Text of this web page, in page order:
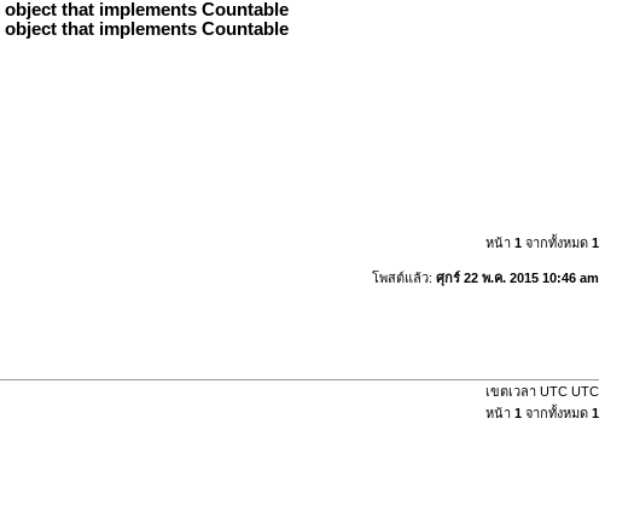
that implements Countable
that implements Countable
หน้า 1จากทั้งหมด 1
โพสต์แล้ว: ศุกร์ 22 พ.ค. 2015 10:46 am
เขตเวลา UTC UTC
หน้า 1จากทั้งหมด 1